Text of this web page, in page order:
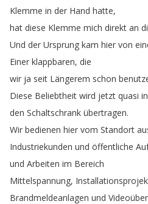
Klemme in der Hand hatte,
hat diese Klemme mich direkt an
Und der Ursprung kam hier von
Einer klappbaren, die
wir ja seit Längerem schon
Diese Beliebtheit wird jetzt quasi in
den Schaltschrank übertragen.
Wir bedienen hier vom Standort
Industriekunden und öffentliche
und Arbeiten im Bereich
Mittelspannung,
Brandmeldeanlagen und